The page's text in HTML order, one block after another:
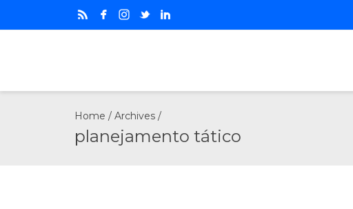
Home / Archives /
planejamento tático